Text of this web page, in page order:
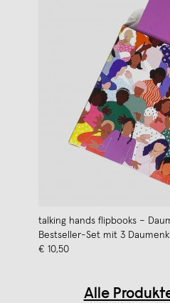
talking hands flipbooks –
Bestseller-Set mit 3
€ 10,50
Alle